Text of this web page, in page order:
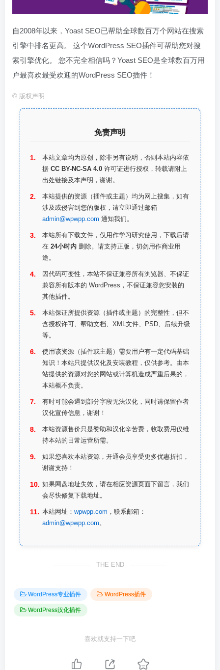
自2008年以来，Yoast SEO已帮助全球数百万个网站在搜索
引擎中排名更高。 这个WordPress SEO插件可帮助您对搜
索引擎优化。 您不完全相信吗？Yoast SEO是全球数百万用
户最喜欢最受欢迎的WordPress SEO插件！
© 版权声明
免责声明
本站文章均为原创，除非另有说明，否则本站内容依
据 CC BY-NC-SA 4.0 许可证进行授权，转载请附上
出处链接及本声明，谢谢。
本站提供的资源（插件或主题）均为网上搜集，如有
涉及或侵害到您的版权，请立即通过邮箱
admin@wpwpp.com 通知我们。
本站所有下载文件，仅用作学习研究使用，下载后请
在 24小时内 删除。请支持正版，切勿用作商业用
途。
因代码可变性，本站不保证兼容所有浏览器、不保证
兼容所有版本的 WordPress，不保证兼容您安装的
其他插件。
本站保证所提供资源（插件或主题）的完整性，但不
含授权许可、帮助文档、XML文件、PSD、后续升级
等。
使用该资源（插件或主题）需要用户有一定代码基础
知识！本站只提供汉化及安装教程，仅供参考。由本
站提供的资源对您的网站或计算机造成严重后果的，
本站概不负责。
有时可能会遇到部分字段无法汉化，同时请保留作者
汉化宣传信息，谢谢！
本站资源售价只是赞助和汉化辛苦费，收取费用仅维
持本站的日常运营所需。
如果您喜欢本站资源，开通会员享受更多优惠折扣，
谢谢支持！
如果网盘地址失效，请在相应资源页面下留言，我们
会尽快修复下载地址。
本站网址： wpwpp.com ，联系邮箱：
admin@wpwpp.com 。
THE END
WordPress专业插件 WordPress插件
WordPress汉化插件
喜欢就支持一下吧